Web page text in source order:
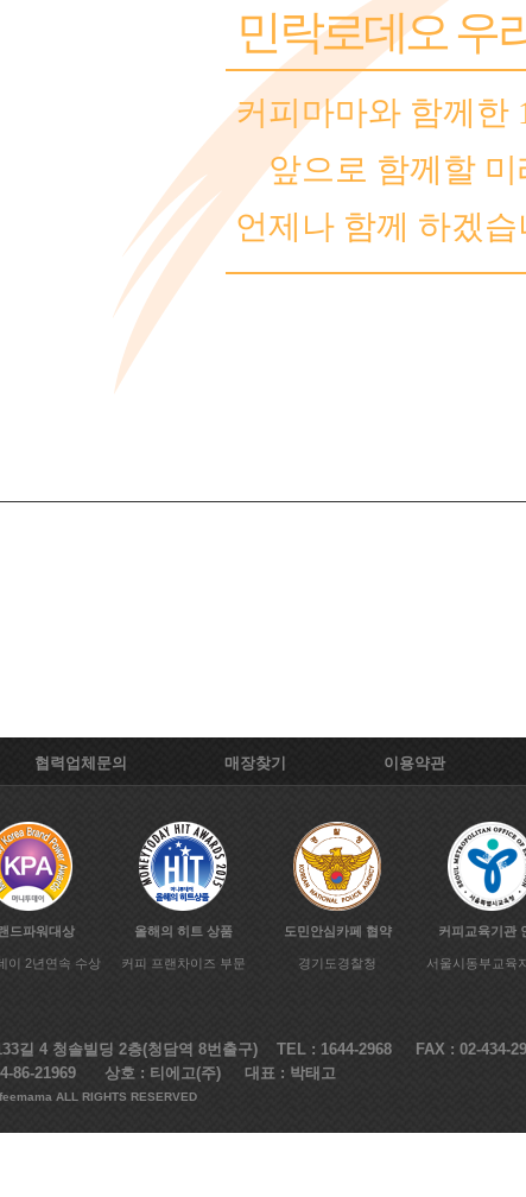
민락로데오 우
커피마마와 함께한
앞으로 함께할 미
언제나 함께 하겠습
협력업체문의 매장찾기 이용약관
드파워대상
이 2년연속 수상
올해의 히트 상품
커피 프랜차이즈 부문
도민안심카페 협약
경기도경찰청
커피교육기관
서울시동부교육
길 4 청솔빌딩 2층(청담역 8번출구) TEL : 1644-2968 FAX : 02-434-
86-21969 상호 : 티에고(주) 대표 : 박태고
ALL RIGHTS RESERVED